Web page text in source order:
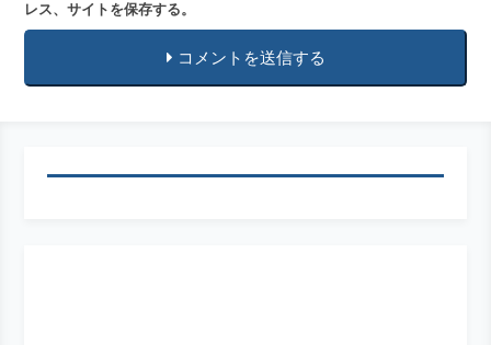
レス、サイトを保存する。
コメントを送信する